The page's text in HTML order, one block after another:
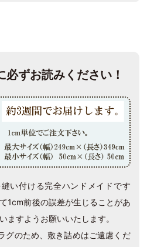
必ずお読みください！
い付ける完全ハンドメイドです
1cm前後の誤差が生じることがあ
ますようお願いいたします。
グのため、敷き詰めはご遠慮くだ